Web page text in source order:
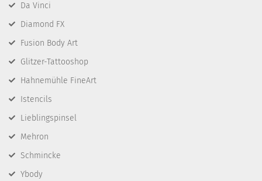
Da Vinci
Diamond FX
Fusion Body Art
Glitzer-Tattooshop
Hahnemühle FineArt
Istencils
Lieblingspinsel
Mehron
Schmincke
Ybody